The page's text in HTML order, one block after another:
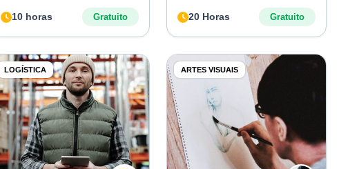
10 horas Gratuito 20 Horas Gratuito
LOGÍSTICA ARTES VISUAIS